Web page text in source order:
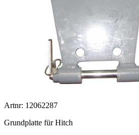
Artnr: 12062287
Grundplatte für Hitch